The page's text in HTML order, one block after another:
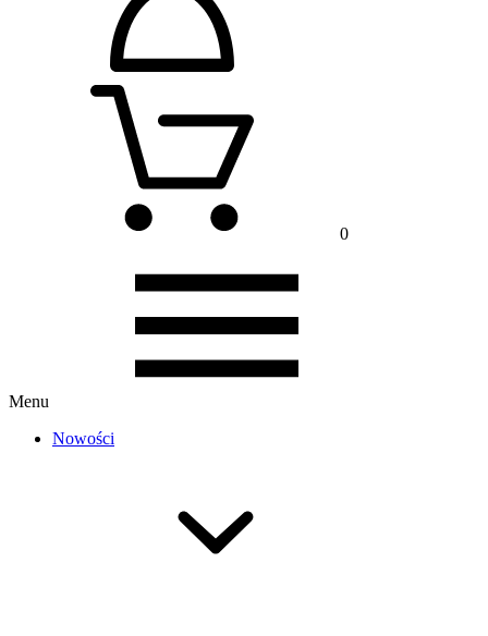
0
Menu
Nowości